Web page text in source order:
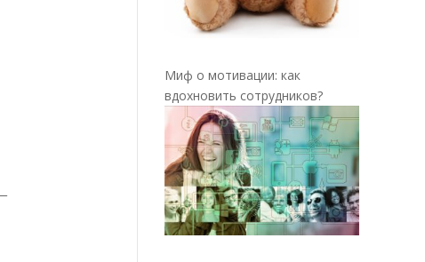
Миф о мотивации: как
вдохновить сотрудников?